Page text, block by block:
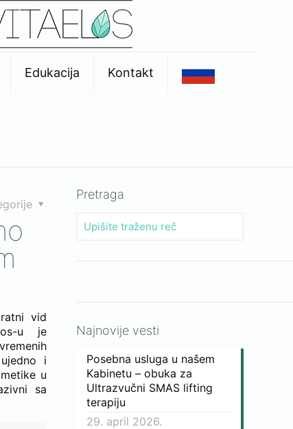
Edukacija Kontakt
vid
u je
i
u
sa
Pretraga
Najnovije vesti
Posebna usluga u našem
Kabinetu – obuka za
Ultrazvučni SMAS lifting
terapiju
29. april 2026.